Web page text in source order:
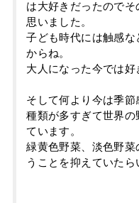
は大好きだったので
思いました。
子ども時代には触感
からね。
大人になった今では好
そして何より今は季節
種類が多すぎて世界
ています。
緑黄色野菜、淡色野
うことを抑えていたら